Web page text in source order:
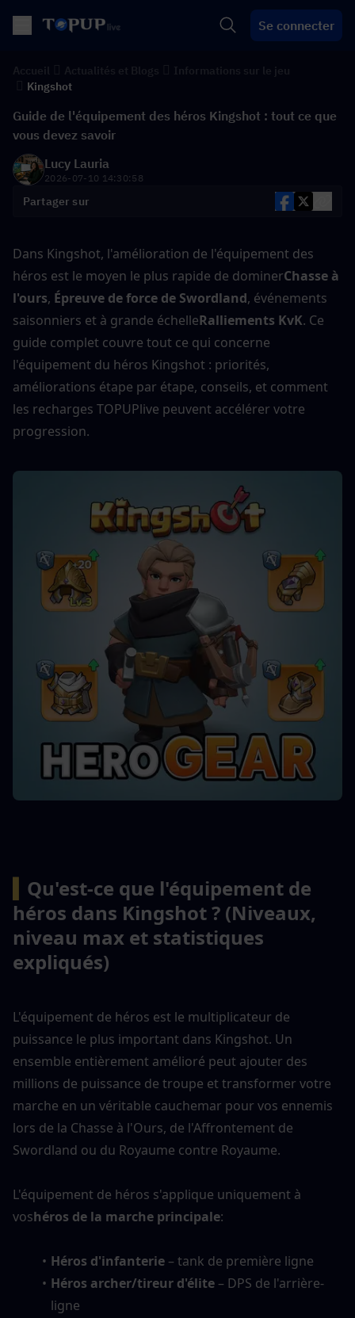
Se connecter
Kingshot
Guide de l'équipement des héros Kingshot : tout ce que
vous devez savoir
Lucy Lauria
2026-07-10 14:30:58
Partager sur
Dans Kingshot, l'amélioration de l'équipement des
héros est le moyen le plus rapide de dominerChasse à
l'ours, Épreuve de force de Swordland, événements
saisonniers et à grande échelleRalliements KvK. Ce
guide complet couvre tout ce qui concerne
l'équipement du héros Kingshot : priorités,
améliorations étape par étape, conseils, et comment
les recharges TOPUPlive peuvent accélérer votre
progression.
Qu'est-ce que l'équipement de
héros dans Kingshot ? (Niveaux,
niveau max et statistiques
expliqués)
L'équipement de héros est le multiplicateur de
puissance le plus important dans Kingshot. Un
ensemble entièrement amélioré peut ajouter des
millions de puissance de troupe et transformer votre
marche en un véritable cauchemar pour vos ennemis
lors de la Chasse à l'Ours, de l'Affrontement de
Swordland ou du Royaume contre Royaume.
L'équipement de héros s'applique uniquement à
voshéros de la marche principale:
Héros d'infanterie – tank de première ligne
Héros archer/tireur d'élite – DPS de l'arrière-
ligne